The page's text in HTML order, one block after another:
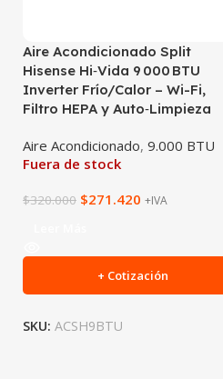
Aire Acondicionado Split
Hisense Hi‑Vida 9 000 BTU
Inverter Frío/Calor – Wi-Fi,
Filtro HEPA y Auto‑Limpieza
Aire Acondicionado, 9.000 BTU
Fuera de stock
$320.000 $271.420 +IVA
+ Cotización
SKU: ACSH9BTU